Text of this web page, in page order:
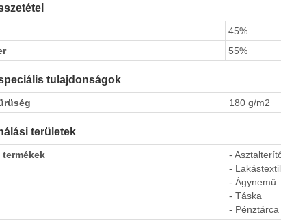
45%
55%
tulajdonságok
180 g/m2
területek
-
- Lakástextil
- Ágynemű
- Táska
- Pénztárca